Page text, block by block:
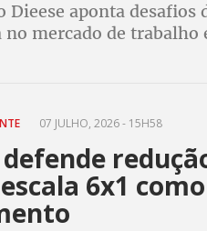
Dieese aponta desafios
mercado de trabalho
07 JULHO, 2026 - 15H58
defende
6x1